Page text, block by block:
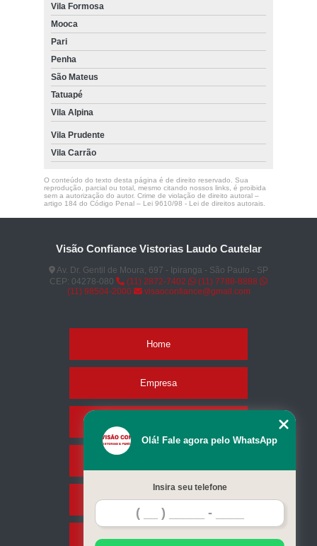
Vila Formosa
Mooca
Pari
Penha
São Mateus
Tatuapé
Vila Alpina
Vila Prudente
Vila Carrão
O conteúdo do texto desta página é de direito reservado. Sua
reprodução, parcial ou total, mesmo citando nossos links, é proibida
sem a autorização do autor. Crime de violação de direito autoral –
artigo 184 do Código Penal – Lei 9610/98 - Lei de direitos autorais.
Visão Confiance Vistorias Laudo Cautelar
Av. Dr. Gentil de Moura, 697 - Ipiranga - São Paulo - SP
CEP: 04278-080
(11) 2872-7402
(11) 7788-8888
(11) 98504-2000
visaoconfiance@gmail.com
Home
Empresa
Contato
Mapa do site
Olá! Fale agora pelo WhatsApp
Insira seu telefone